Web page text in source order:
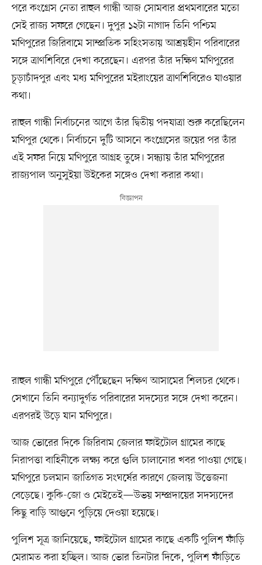
পরে কংগ্রেস নেতা রাহুল গান্ধী আজ সোমবার প্রথমবারের মতো
সেই রাজ্য সফরে গেছেন। দুপুর ১২টা নাগাদ তিনি পশ্চিম
মণিপুরের জিরিবামে সাম্প্রতিক সহিংসতায় আশ্রয়হীন পরিবারের
সঙ্গে ত্রাণশিবিরে দেখা করেছেন। এরপর তাঁর দক্ষিণ মণিপুরের
চূড়াচাঁদপুর এবং মধ্য মণিপুরের মইরাংয়ের ত্রাণশিবিরেও যাওয়ার
কথা।
রাহুল গান্ধী নির্বাচনের আগে তাঁর দ্বিতীয় পদযাত্রা শুরু করেছিলেন
মণিপুর থেকে। নির্বাচনে দুটি আসনে কংগ্রেসের জয়ের পর তাঁর
এই সফর নিয়ে মণিপুরে আগ্রহ তুঙ্গে। সন্ধ্যায় তাঁর মণিপুরের
রাজ্যপাল অনুসুইয়া উইকের সঙ্গেও দেখা করার কথা।
রাহুল গান্ধী মণিপুরে পৌঁছেছেন দক্ষিণ আসামের শিলচর থেকে।
সেখানে তিনি বন্যাদুর্গত পরিবারের সদস্যের সঙ্গে দেখা করেন।
এরপরই উড়ে যান মণিপুরে।
আজ ভোরের দিকে জিরিবাম জেলার ফাইটোল গ্রামের কাছে
নিরাপত্তা বাহিনীকে লক্ষ্য করে গুলি চালানোর খবর পাওয়া গেছে।
মণিপুরে চলমান জাতিগত সংঘর্ষের কারণে জেলায় উত্তেজনা
বেড়েছে। কুকি-জো ও মেইতেই—উভয় সম্প্রদায়ের সদস্যদের
কিছু বাড়ি আগুনে পুড়িয়ে দেওয়া হয়েছে।
পুলিশ সূত্র জানিয়েছে, ফাইটোল গ্রামের কাছে একটি পুলিশ ফাঁড়ি
মেরামত করা হচ্ছিল। আজ ভোর তিনটার দিকে, পুলিশ ফাঁড়িতে